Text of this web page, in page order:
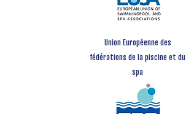
Union Européenne des
fédérations de la piscine et du
spa